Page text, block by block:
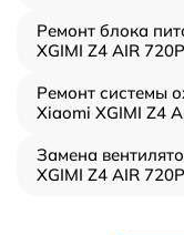
Ремонт блока
XGIMI Z4 AIR 720P
Ремонт системы
Xiaomi XGIMI Z4
Замена
XGIMI Z4 AIR 720P